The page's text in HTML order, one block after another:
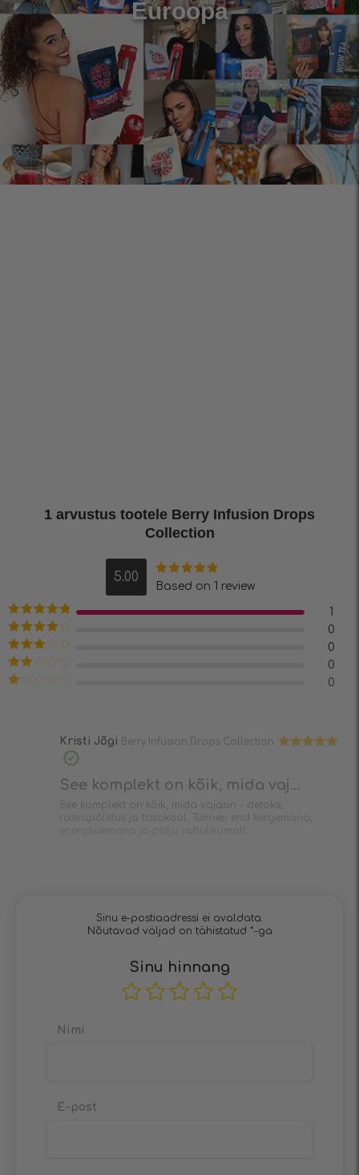
Euroopa
1 arvustus tootele Berry Infusion Drops
Collection
5.00
Hinnanguga
Based on 1 review
Hinnanguga
/ 5
1
Hinnanguga
4
0
Hinnanguga
0
Hinnanguga
0
0
Kristi Jõgi Berry Infusion Drops Collection
See komplekt on kõik, mida vaj...
See komplekt on kõik, mida vajasin – detoks,
rasvapõletus ja tasakaal. Tunnen end kergemana,
Sinu e-postiaadressi ei avaldata.
Nõutavad väljad on tähistatud *-ga
Sinu hinnang
Nimi
E-post